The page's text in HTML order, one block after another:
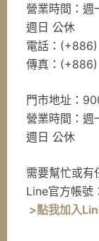
營業時間：
週日 公休
電話：
傳真：
門市地址：
營業時間：
週日 公休
需要幫忙或有
Line官方帳號
>點我加入